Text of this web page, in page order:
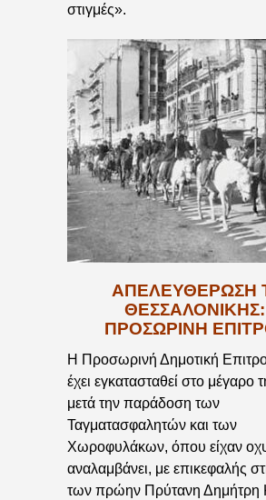
στιγμές».
ΑΠΕΛΕΥΘΈΡΩΣΗ
ΘΕΣΣΑΛΟΝΊΚΗΣ:
ΠΡΟΣΩΡΙΝΉ
Η Προσωρινή Δημοτική
έχει εγκατασταθεί στο
μετά την παράδοση των
Ταγματασφαλητών και των
Χωροφυλάκων, όπου είχαν
αναλαμβάνει, με επικεφαλής
των πρώην Πρύτανη Δημήτρη